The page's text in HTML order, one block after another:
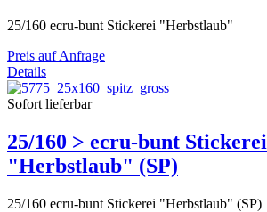
25/160 ecru-bunt Stickerei "Herbstlaub"
Preis auf Anfrage
Details
Sofort lieferbar
25/160 > ecru-bunt Stickerei
"Herbstlaub" (SP)
25/160 ecru-bunt Stickerei "Herbstlaub" (SP)